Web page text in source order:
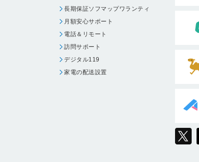
長期保証ソフマップワランティ
月額安心サポート
電話＆リモート
訪問サポート
デジタル119
家電の配送設置